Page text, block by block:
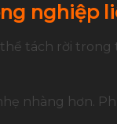
nghiệp
tách rời trong
nhàng hơn.